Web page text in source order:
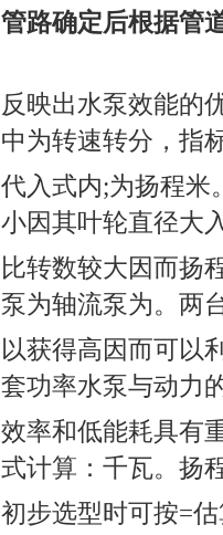
管路确定后根据管
反映出水泵效能的
中为转速转分，指
代入式内;为扬程米
小因其叶轮直径大
比转数较大因而扬
泵为轴流泵为。两
以获得高因而可以
套功率水泵与动力
效率和低能耗具有
式计算：千瓦。扬
初步选型时可按=